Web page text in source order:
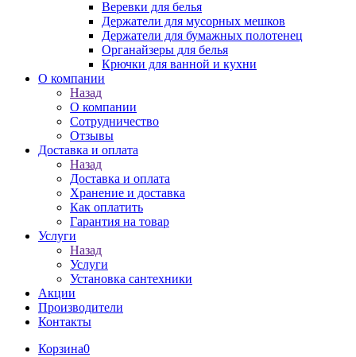
Веревки для белья
Держатели для мусорных мешков
Держатели для бумажных полотенец
Органайзеры для белья
Крючки для ванной и кухни
О компании
Назад
О компании
Сотрудничество
Отзывы
Доставка и оплата
Назад
Доставка и оплата
Хранение и доставка
Как оплатить
Гарантия на товар
Услуги
Назад
Услуги
Установка сантехники
Акции
Производители
Контакты
Корзина0